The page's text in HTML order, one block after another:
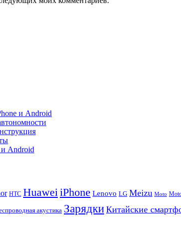
и Android
Android
HTC HuaweiiPhone Lenovo LG Meizu Moto
акустика Зарядки Китайские